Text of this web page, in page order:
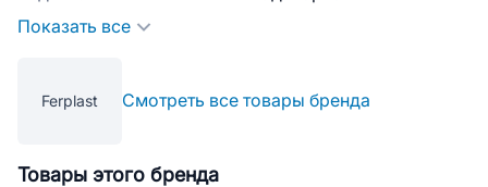
Показать все
Ferplast Смотреть все товары бренда
Товары этого бренда